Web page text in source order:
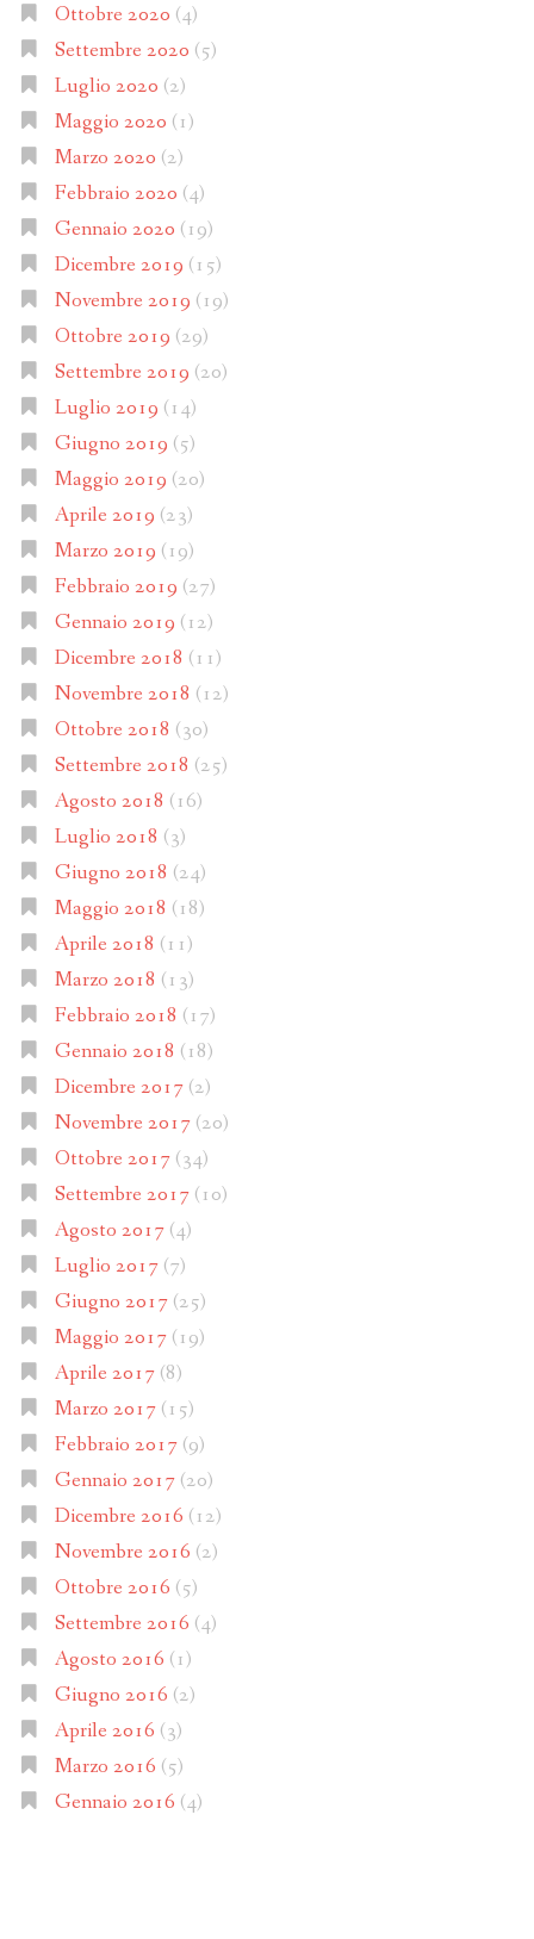
Ottobre 2020 (4)
Settembre 2020 (5)
Luglio 2020 (2)
Maggio 2020 (1)
Marzo 2020 (2)
Febbraio 2020 (4)
Gennaio 2020 (19)
Dicembre 2019 (15)
Novembre 2019 (19)
Ottobre 2019 (29)
Settembre 2019 (20)
Luglio 2019 (14)
Giugno 2019 (5)
Maggio 2019 (20)
Aprile 2019 (23)
Marzo 2019 (19)
Febbraio 2019 (27)
Gennaio 2019 (12)
Dicembre 2018 (11)
Novembre 2018 (12)
Ottobre 2018 (30)
Settembre 2018 (25)
Agosto 2018 (16)
Luglio 2018 (3)
Giugno 2018 (24)
Maggio 2018 (18)
Aprile 2018 (11)
Marzo 2018 (13)
Febbraio 2018 (17)
Gennaio 2018 (18)
Dicembre 2017(2)
Novembre 2017(20)
Ottobre 2017(34)
Settembre 2017(10)
Agosto 2017(4)
Luglio 2017(7)
Giugno 2017(25)
Maggio 2017(19)
Aprile 2017(8)
Marzo 2017(15)
Febbraio 2017(9)
Gennaio 2017(20)
Dicembre 2016 (12)
Novembre 2016 (2)
Ottobre 2016 (5)
Settembre 2016 (4)
Agosto 2016 (1)
Giugno 2016 (2)
Aprile 2016 (3)
Marzo 2016 (5)
Gennaio 2016 (4)